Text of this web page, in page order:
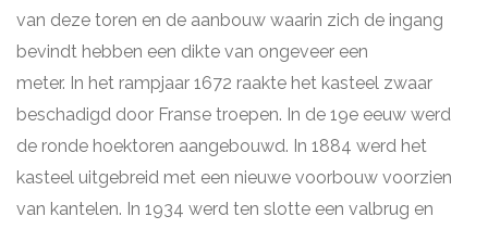
van deze toren en de aanbouw waarin zich de ingang
bevindt hebben een dikte van ongeveer een
meter. In het rampjaar 1672 raakte het kasteel zwaar
beschadigd door Franse troepen. In de 19e eeuw werd
de ronde hoektoren aangebouwd. In 1884 werd het
kasteel uitgebreid met een nieuwe voorbouw voorzien
van kantelen. In 1934 werd ten slotte een valbrug en